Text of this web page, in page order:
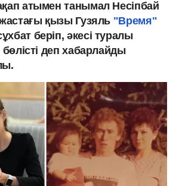
атымен танымал Несіпбай
қызы Гузяль "Время"
беріп, әкесі туралы
бөлісті деп хабарлайды